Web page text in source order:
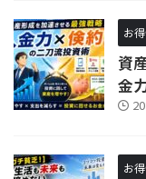
お
資
金
お